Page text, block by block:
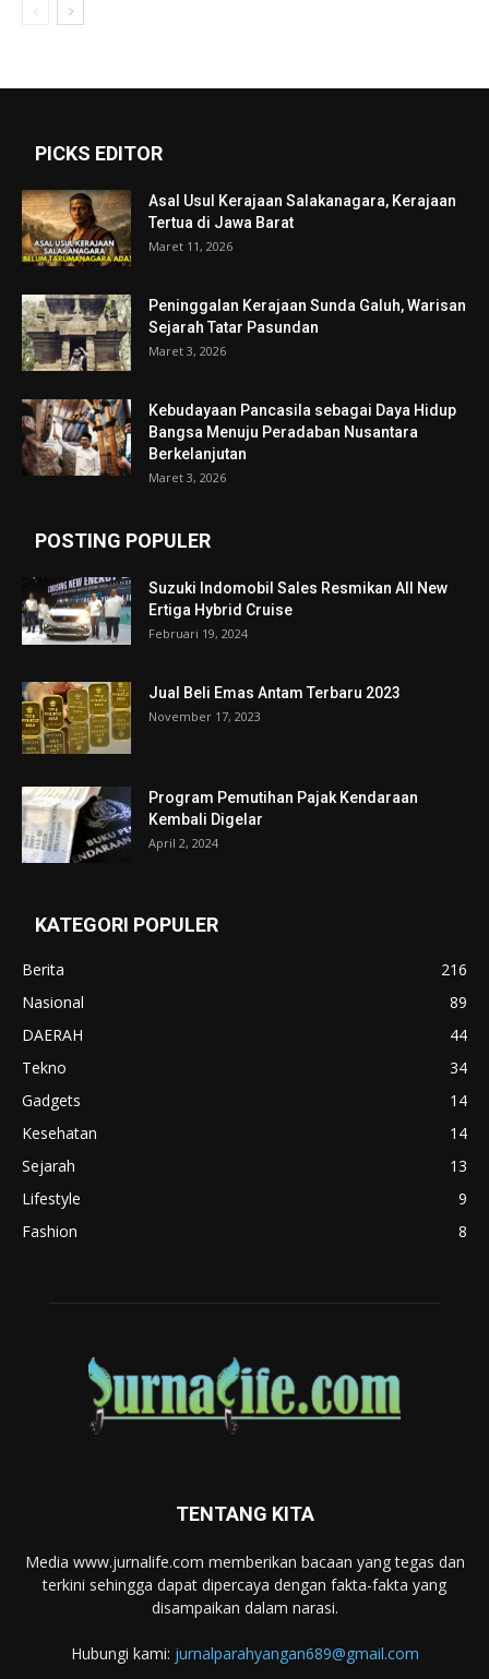
PICKS EDITOR
Asal Usul Kerajaan Salakanagara, Kerajaan
Tertua di Jawa Barat
Maret 11, 2026
Peninggalan Kerajaan Sunda Galuh, Warisan
Sejarah Tatar Pasundan
Maret 3, 2026
Kebudayaan Pancasila sebagai Daya Hidup
Bangsa Menuju Peradaban Nusantara
Berkelanjutan
Maret 3, 2026
POSTING POPULER
Suzuki Indomobil Sales Resmikan All New
Ertiga Hybrid Cruise
Februari 19, 2024
Jual Beli Emas Antam Terbaru 2023
November 17, 2023
Program Pemutihan Pajak Kendaraan
Kembali Digelar
April 2, 2024
KATEGORI POPULER
Berita
216
Nasional
89
DAERAH
44
Tekno
34
Gadgets
14
Kesehatan
14
Sejarah
13
Lifestyle
9
Fashion
8
TENTANG KITA
Media www.jurnalife.com memberikan bacaan yang tegas dan
terkini sehingga dapat dipercaya dengan fakta-fakta yang
disampaikan dalam narasi.
Hubungi kami: jurnalparahyangan689@gmail.com